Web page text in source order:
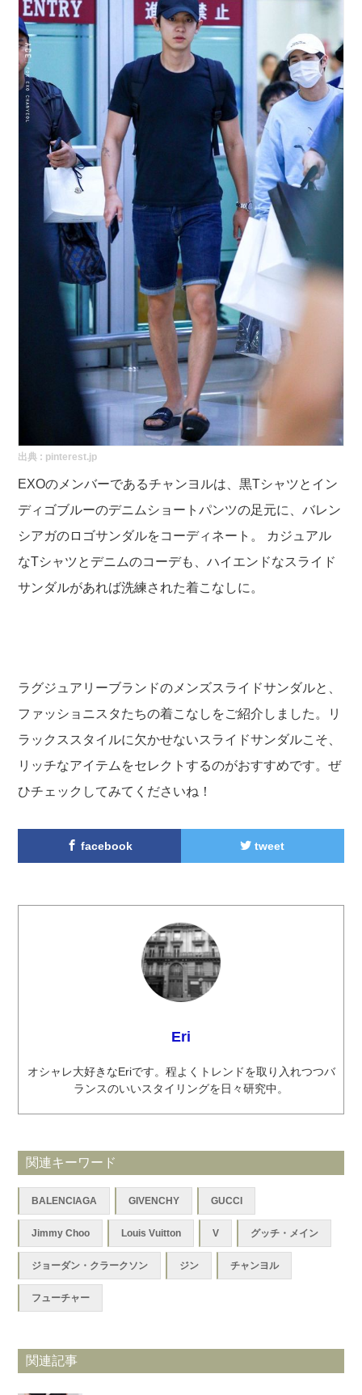
出典 : pinterest.jp
EXOのメンバーであるチャンヨルは、黒Tシャツとイン
ディゴブルーのデニムショートパンツの足元に、バレン
シアガのロゴサンダルをコーディネート。 カジュアル
なTシャツとデニムのコーデも、ハイエンドなスライド
サンダルがあれば洗練された着こなしに。
ラグジュアリーブランドのメンズスライドサンダルと、
ファッショニスタたちの着こなしをご紹介しました。リ
ラックススタイルに欠かせないスライドサンダルこそ、
リッチなアイテムをセレクトするのがおすすめです。ぜ
ひチェックしてみてくださいね！
facebook tweet
Eri
オシャレ大好きなEriです。程よくトレンドを取り入れつつバ
ランスのいいスタイリングを日々研究中。
関連キーワード
BALENCIAGA GIVENCHY GUCCI
Jimmy Choo Louis Vuitton V グッチ・メイン
ジョーダン・クラークソン ジン チャンヨル
フューチャー
関連記事